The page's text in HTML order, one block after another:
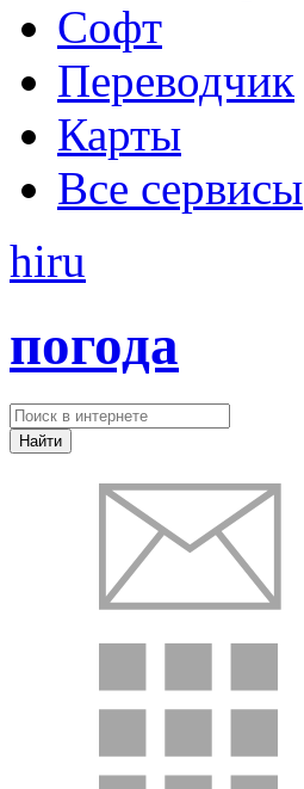
Софт
Переводчик
Карты
Все сервисы
hiru
погода
Найти